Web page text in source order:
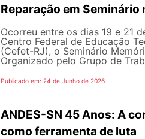
Reparação em Seminário
Ocorreu entre os dias 19 e 21
Centro Federal de Educação
(Cefet-RJ), o Seminário
Organizado pelo Grupo de
Publicado em: 24 de Junho de 2026
ANDES-SN 45 Anos: A
como ferramenta de luta